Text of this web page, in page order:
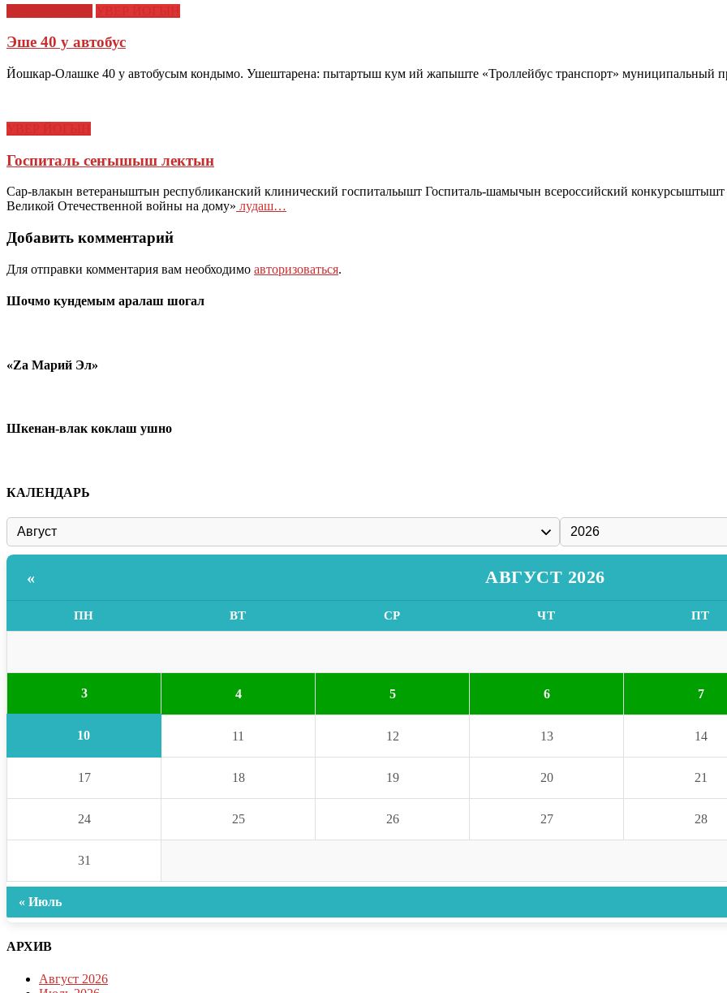
Эше 40 у автобус
Йошкар-Олашке 40 у автобусым кондымо. Ушештарена: пытартыш кум ий жапыште «Троллейбус транспорт» муниципальный
Госпиталь сеҥышыш лектын
Сар-влакын ветераныштын республиканский клинический госпитальышт Госпиталь-шамычын всероссийский конкурсыштышт
Великой Отечественной войны на дому» лудаш…
Добавить комментарий
Для отправки комментария вам необходимо авторизоваться.
Шочмо кундемым аралаш шогал
«Zа Марий Эл»
Шкенан-влак коклаш ушно
КАЛЕНДАРЬ
« АВГУСТ 2026
ПН ВТ СР ЧТ ПТ
3 4 5 6 7
10 11 12 13 14
17 18 19 20 21
24 25 26 27 28
31
« Июль
АРХИВ
Август 2026